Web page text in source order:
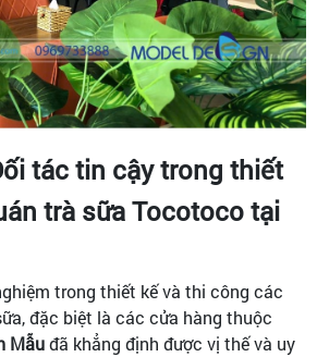
tác tin cậy trong thiết
trà sữa Tocotoco tại
trong thiết kế và thi công các
đặc biệt là các cửa hàng thuộc
Mẫuđã khẳng định được vị thế và uy